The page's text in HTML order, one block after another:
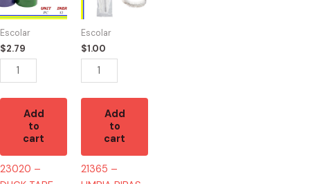
Escolar
$2.79
TAPE
DE
COLORES
quantity
Add
to
cart
23020 –
Escolar
$1.00
PIPAS
27"
quantity
Add
to
cart
21365 –